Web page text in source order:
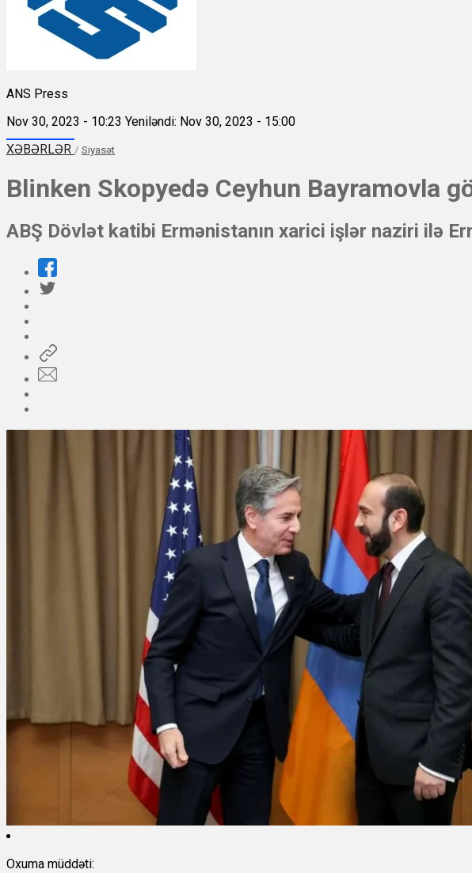
ANS Press
Nov 30, 2023 - 10:23 Yeniləndi: Nov 30, 2023 - 15:00
XƏBƏRLƏR / Siyasət
Blinken Skopyedə Ceyhun Bayramovla
ABŞ Dövlət katibi Ermənistanın xarici işlər naziri ilə
Oxuma müddəti: